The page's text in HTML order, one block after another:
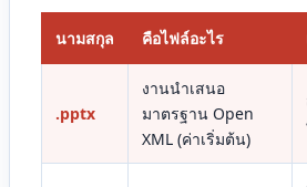
นามสกุล คือไฟล์อะไร
.pptx
งานนำเสนอ
มาตรฐาน Open
XML (ค่าเริ่มต้น)